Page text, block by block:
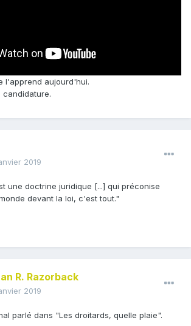
l'apprend aujourd'hui.
candidature.
2019
une doctrine juridique [...] qui préconise
devant la loi, c'est tout."
R. Razorback
2019
parlé dans "Les droitards, quelle plaie".